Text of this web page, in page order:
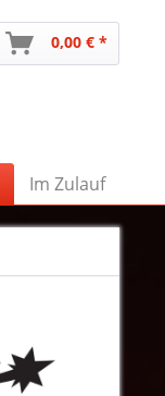
0,00 € *
Im Zulauf